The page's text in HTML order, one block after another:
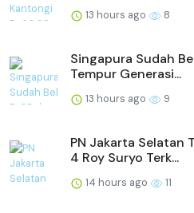
13 hours ago 8
Singapura Sudah
Tempur Generasi...
13 hours ago 9
PN Jakarta Selatan
4 Roy Suryo Terk...
14 hours ago 11